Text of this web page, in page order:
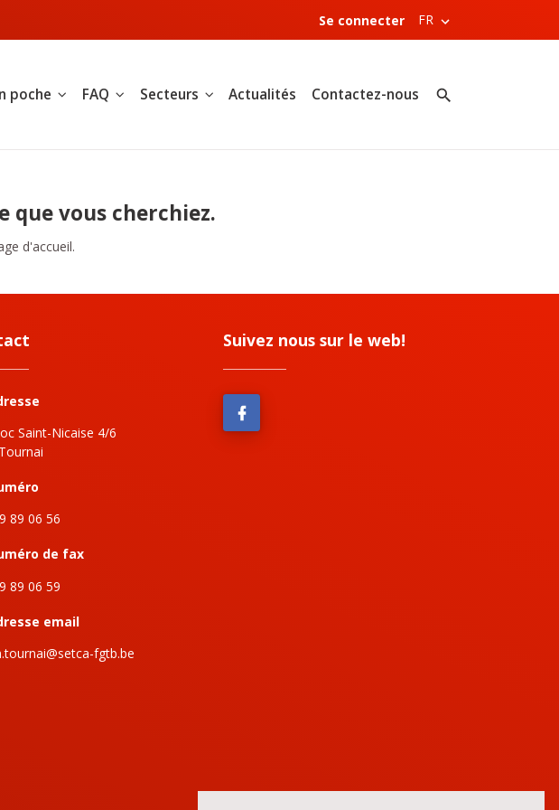
Se connecter FR
poche FAQ Secteurs Actualités Contactez-nous
que vous cherchiez.
d'accueil.
Saint-Nicaise 4/6
89 06 56
de fax
89 06 59
email
fgtb.be
Suivez nous sur le web!